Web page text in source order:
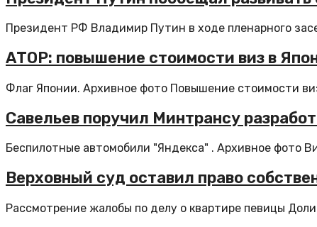
Президент РФ Владимир Путин в ходе пленарного
АТОР: повышение стоимости виз в
Флаг Японии. Архивное фото Повышение стоимости
Савельев поручил Минтрансу
Беспилотные автомобили "Яндекса" . Архивное фото
Верховный суд оставил право
Рассмотрение жалобы по делу о квартире певицы